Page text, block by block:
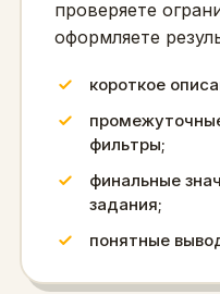
проверяете
оформляете
короткое
фильтры;
финальные
задания;
понятные